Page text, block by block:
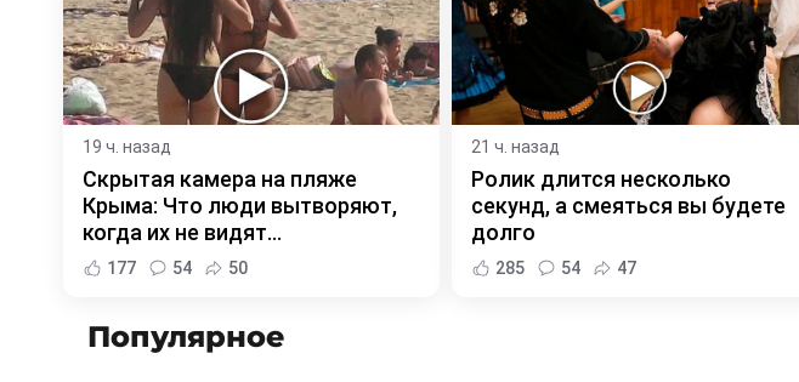
19 ч. назад
Скрытая камера на пляже
Крыма: Что люди вытворяют,
когда их не видят...
177 54 50
21 ч. назад
Ролик длится несколько
секунд, а смеяться вы будете
долго
285 54 47
Популярное